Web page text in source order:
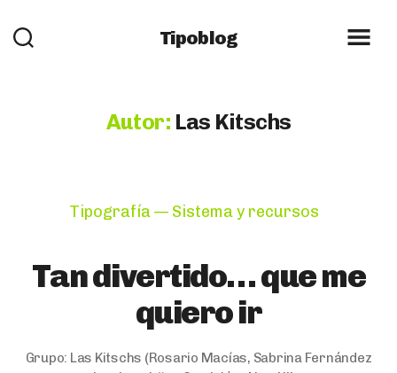
Tipoblog
Autor: Las Kitschs
Categories
Tipografía — Sistema y recursos
Tan divertido… que me
quiero ir
Grupo: Las Kitschs (Rosario Macías, Sabrina Fernández